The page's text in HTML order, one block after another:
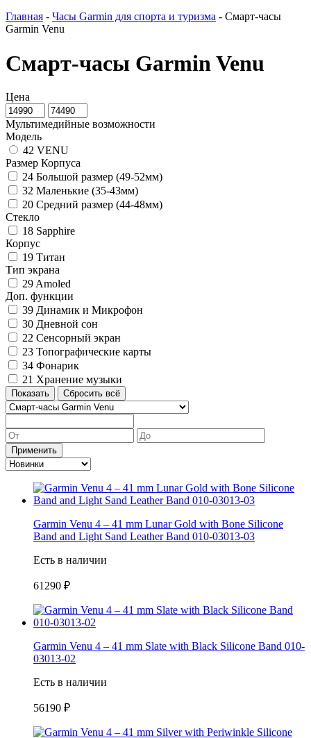
Главная - Часы Garmin для спорта и туризма - Смарт-часы
Garmin Venu
Смарт-часы Garmin Venu
Цена
Мультимедийные возможности
Модель
42 VENU
Размер Корпуса
24 Большой размер (49-52мм)
32 Маленькие (35-43мм)
20 Средний размер (44-48мм)
Стекло
18 Sapphire
Корпус
19 Титан
Тип экрана
29 Amoled
Доп. функции
39 Динамик и Микрофон
30 Дневной сон
22 Сенсорный экран
23 Топографические карты
34 Фонарик
21 Хранение музыки
Применить
Garmin Venu 4 – 41 mm Lunar Gold with Bone Silicone
Band and Light Sand Leather Band 010-03013-03
Есть в наличии
61290 ₽
Garmin Venu 4 – 41 mm Slate with Black Silicone Band 010-
03013-02
Есть в наличии
56190 ₽